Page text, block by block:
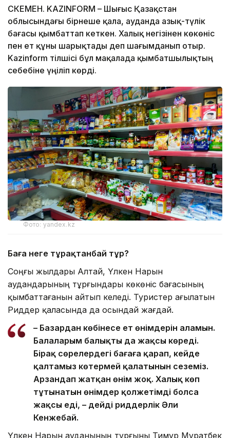
ӨСКЕМЕН. KAZINFORM – Шығыс Қазақстан
облысындағы бірнеше қала, ауданда азық-түлік
бағасы қымбаттап кеткен. Халық негізінен көкөніс
пен ет құны шарықтады деп шағымданып отыр.
Kazinform тілшісі бұл мақалада қымбатшылықтың
себебіне үңіліп көрді.
Фото: yandex.kz
Баға неге тұрақтанбай тұр?
Соңғы жылдары Алтай, Үлкен Нарын
аудандарының тұрғындары көкөніс бағасының
қымбаттағанын айтып келеді. Туристер ағылатын
Риддер қаласында да осындай жағдай.
– Базардан көбінесе ет өнімдерін аламын.
Балаларым балықты да жақсы көреді.
Бірақ сөрелердегі бағаға қарап, кейде
қалтамыз көтермей қалатынын сеземіз.
Арзандап жатқан өнім жоқ. Халық көп
тұтынатын өнімдер қолжетімді болса
жақсы еді, – дейді риддерлік Әли
Кенжебай.
Үлкен Нарын ауданының тұрғыны Тимур Мұратбек